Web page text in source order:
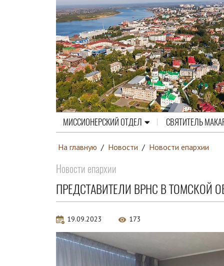
МИССИОНЕРСКИЙ ОТДЕЛ СВЯТИТЕЛЬ
На главную / Новости / Новости епархии
Новости епархии
ПРЕДСТАВИТЕЛИ ВРНС В ТОМСКОЙ
19.09.2023 173